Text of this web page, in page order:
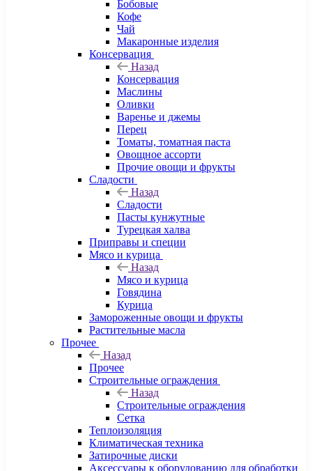
Бобовые
Кофе
Чай
Макаронные изделия
Консервация
Назад
Консервация
Маслины
Оливки
Варенье и джемы
Перец
Томаты, томатная паста
Овощное ассорти
Прочие овощи и фрукты
Сладости
Назад
Сладости
Пасты кунжутные
Турецкая халва
Приправы и специи
Мясо и курица
Назад
Мясо и курица
Говядина
Курица
Замороженные овощи и фрукты
Растительные масла
Прочее
Назад
Прочее
Строительные ограждения
Назад
Строительные ограждения
Сетка
Теплоизоляция
Климатическая техника
Затирочные диски
Аксессуары к оборудованию для обработки